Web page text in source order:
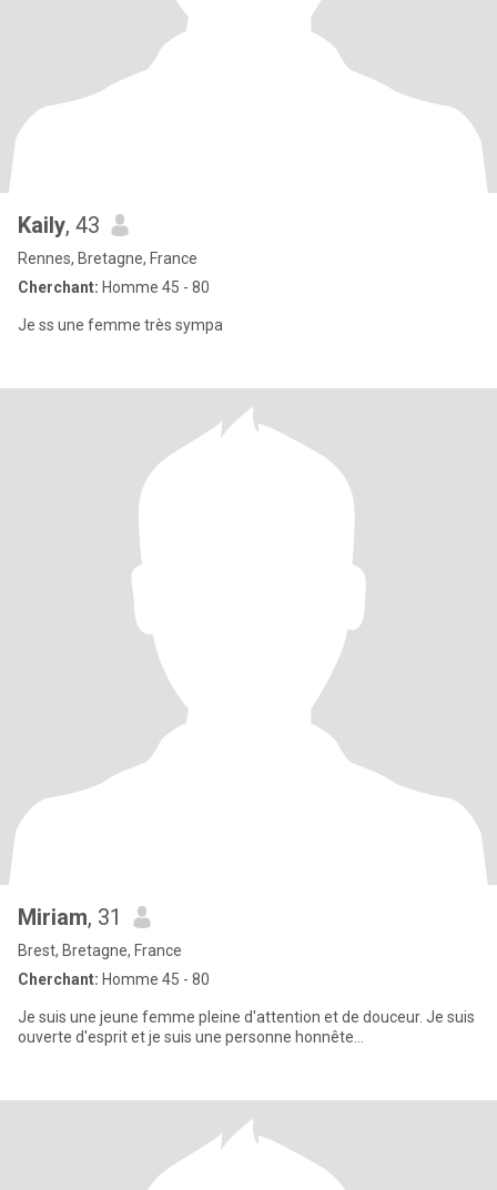
Kaily, 43
Rennes, Bretagne, France
Cherchant: Homme 45 - 80
Je ss une femme très sympa
Miriam, 31
Brest, Bretagne, France
Cherchant: Homme 45 - 80
Je suis une jeune femme pleine d'attention et de douceur. Je suis
ouverte d'esprit et je suis une personne honnête...